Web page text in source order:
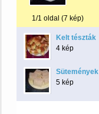
1/1 oldal (7 kép)
Kelt tészták
4 kép
Sütemények
5 kép